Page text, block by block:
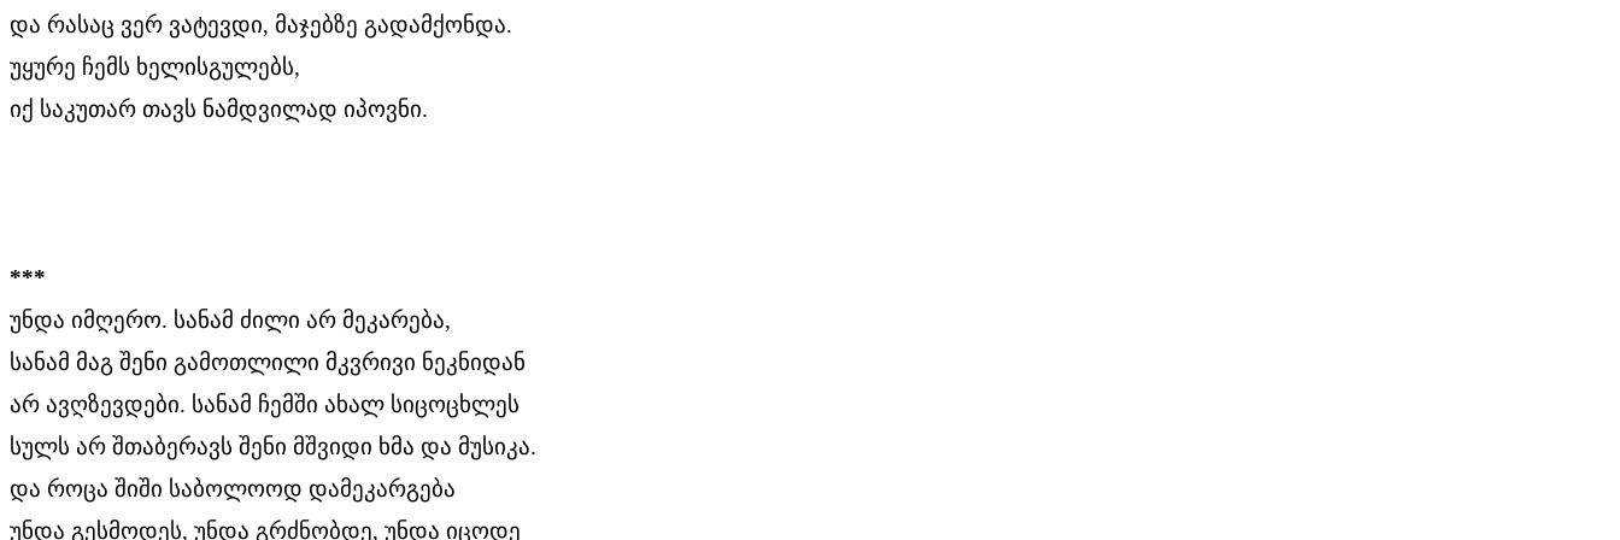
და რასაც ვერ ვატევდი, მაჯებზე გადამქონდა.
უყურე ჩემს ხელისგულებს,
იქ საკუთარ თავს ნამდვილად იპოვნი.
***
უნდა იმღერო. სანამ ძილი არ მეკარება,
სანამ მაგ შენი გამოთლილი მკვრივი ნეკნიდან
არ ავღზევდები. სანამ ჩემში ახალ სიცოცხლეს
სულს არ შთაბერავს შენი მშვიდი ხმა და მუსიკა.
და როცა შიში საბოლოოდ დამეკარგება
უნდა გესმოდეს, უნდა გრძნობდე, უნდა იცოდე